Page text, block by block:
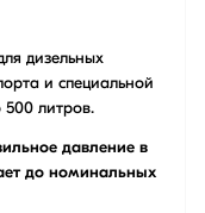
дизельных
и специальной
литров.
давление в
до номинальных